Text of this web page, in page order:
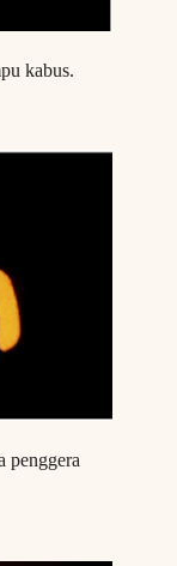
kabus.
penggera